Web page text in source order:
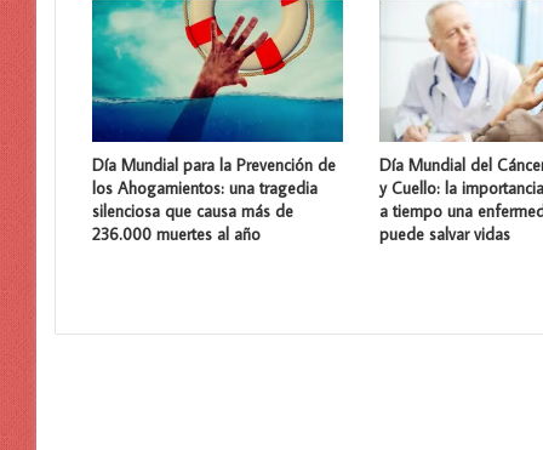
Día Mundial para la Prevención de
los Ahogamientos: una tragedia
silenciosa que causa más de
236.000 muertes al año
Día Mundial del
y Cuello: la
a tiempo una
puede salvar vidas